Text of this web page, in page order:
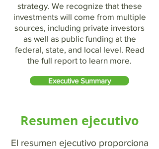
strategy. We recognize that these
investments will come from multiple
sources, including private investors
as well as public funding at the
federal, state, and local level. Read
the full report to learn more.
Executive Summary
Resumen ejecutivo
El resumen ejecutivo proporciona